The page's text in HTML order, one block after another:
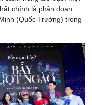
chính là phân đoạn
(Quốc Trường) trong